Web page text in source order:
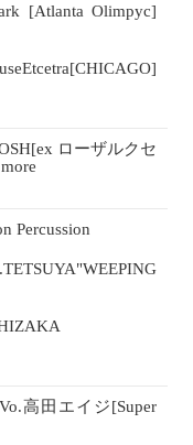
[Atlanta Olimpyc]
ローザルクセ
Percussion
Vo.高田エイジ[Super